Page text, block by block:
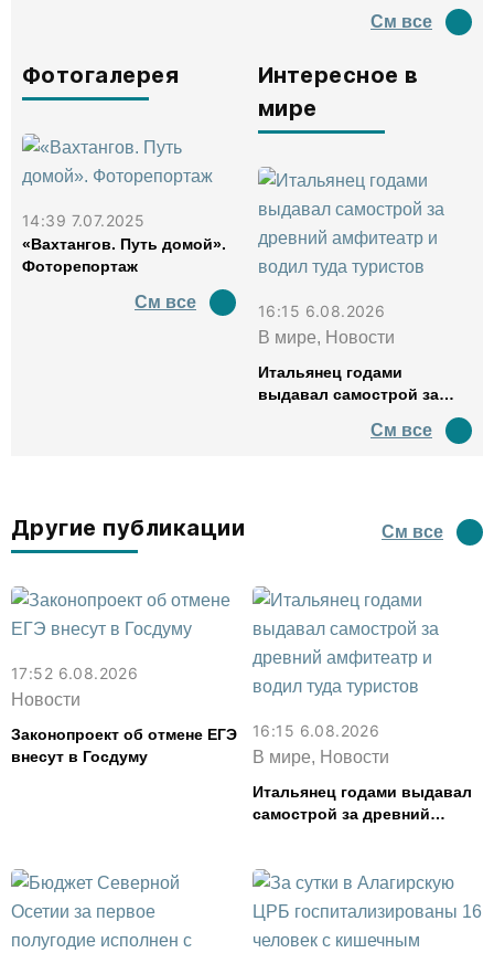
См все
Фотогалерея
14:39 7.07.2025
«Вахтангов. Путь домой».
Фоторепортаж
См все
Интересное в
мире
16:15 6.08.2026
В мире, Новости
Итальянец годами
выдавал самострой за
водил туда туристов
См все
Другие публикации См все
17:52 6.08.2026
Новости
Законопроект об отмене ЕГЭ
внесут в Госдуму
16:15 6.08.2026
В мире, Новости
Итальянец годами выдавал
самострой за древний